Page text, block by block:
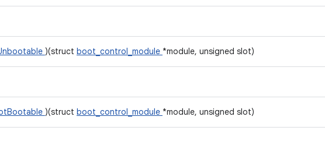
)(struct boot_control_module *module, unsigned slot)
)(struct boot_control_module *module, unsigned slot)